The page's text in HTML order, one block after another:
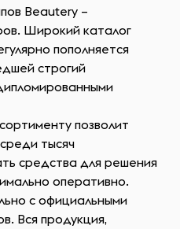
Beautery –
Широкий каталог
пополняется
строгий
позволит
тысяч
средства для решения
оперативно.
с официальными
Вся продукция,